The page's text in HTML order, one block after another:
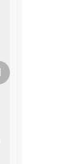
Další
produkt